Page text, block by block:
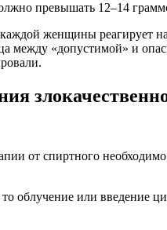
превышать 12–14
женщины реагирует
между «допустимой» и
от спиртного
облучение или введение